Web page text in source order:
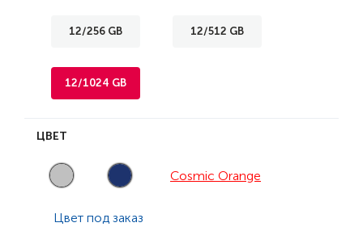
12/256 GB 12/512 GB
12/1024 GB
ЦВЕТ
Cosmic Orange
Цвет под заказ